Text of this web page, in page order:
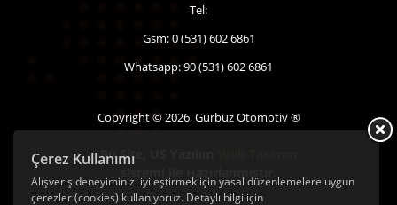
Çerez Kullanımı
Alışveriş deneyiminizi iyileştirmek için yasal düzenlemelere uygun
çerezler (cookies) kullanıyoruz. Detaylı bilgi için
Tel:
Gsm: 0 (531) 602 6861
Whatsapp: 90 (531) 602 6861
Copyright © 2026, Gürbüz Otomotiv ®
Bu Site,